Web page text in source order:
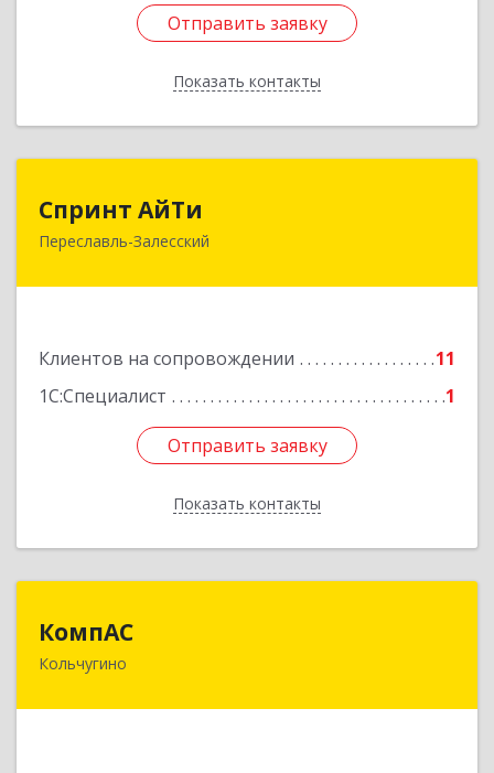
Отправить заявку
Показать контакты
Отправить заявку
Назад
Спринт АйТи
Переславль-Залесский
Клиентов на сопровождении
11
1С:Специалист
1
Отправить заявку
Показать контакты
152025, Ярославская обл, Переславль-
Отправить заявку
Назад
КомпАС
Кольчугино
601782, Владимирская область, г.Кольчугино,